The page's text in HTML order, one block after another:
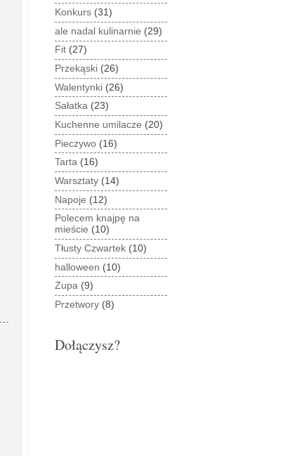
Konkurs (31)
ale nadal kulinarnie (29)
Fit (27)
Przekąski (26)
Walentynki (26)
Sałatka (23)
Kuchenne umilacze (20)
Pieczywo (16)
Tarta (16)
Warsztaty (14)
Napoje (12)
Polecem knajpę na
mieście (10)
Tłusty Czwartek (10)
halloween (10)
Zupa (9)
Przetwory (8)
Dołączysz?